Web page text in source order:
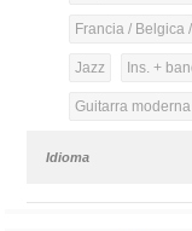
Francia / Belgica
Jazz Ins. +
Guitarra
Idioma